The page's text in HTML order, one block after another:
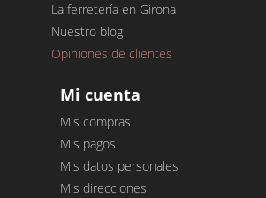
La ferretería en Girona
Nuestro blog
Opiniones de clientes
Mi cuenta
Mis compras
Mis pagos
Mis datos personales
Mis direcciones